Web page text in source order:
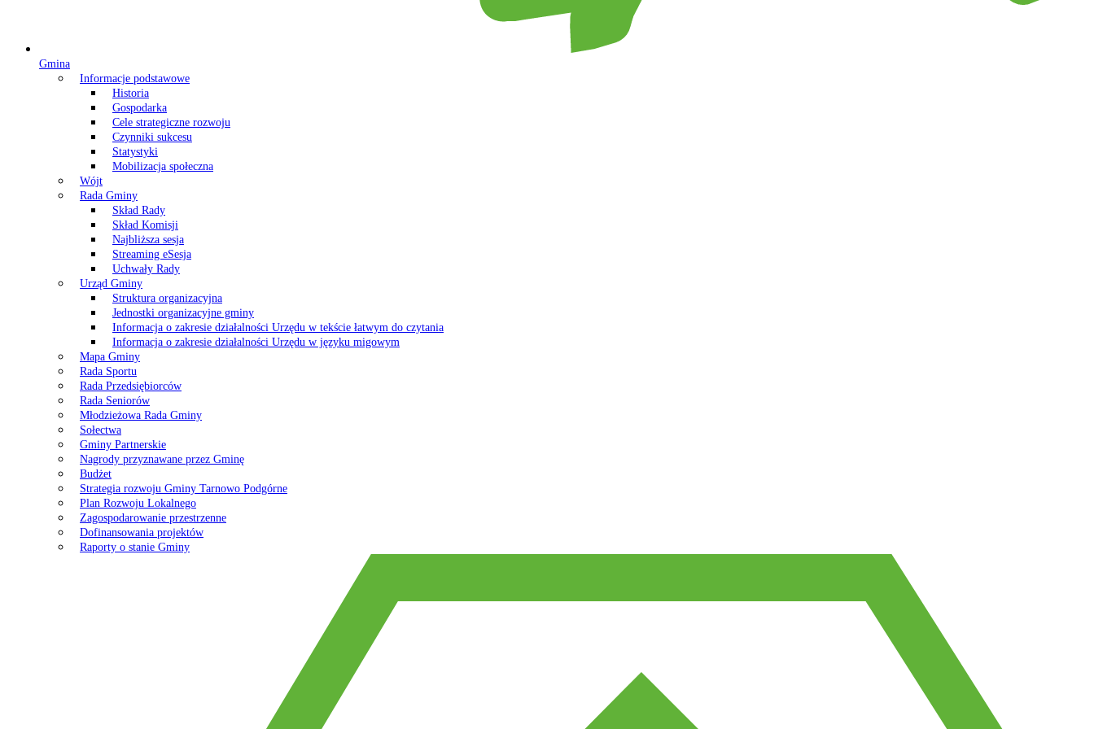
Gmina
Informacje podstawowe
Historia
Gospodarka
Cele strategiczne rozwoju
Czynniki sukcesu
Statystyki
Mobilizacja społeczna
Wójt
Rada Gminy
Skład Rady
Skład Komisji
Najbliższa sesja
Streaming eSesja
Uchwały Rady
Urząd Gminy
Struktura organizacyjna
Jednostki organizacyjne gminy
Informacja o zakresie działalności Urzędu w tekście łatwym do czytania
Informacja o zakresie działalności Urzędu w języku migowym
Mapa Gminy
Rada Sportu
Rada Przedsiębiorców
Rada Seniorów
Młodzieżowa Rada Gminy
Sołectwa
Gminy Partnerskie
Nagrody przyznawane przez Gminę
Budżet
Strategia rozwoju Gminy Tarnowo Podgórne
Plan Rozwoju Lokalnego
Zagospodarowanie przestrzenne
Dofinansowania projektów
Raporty o stanie Gminy